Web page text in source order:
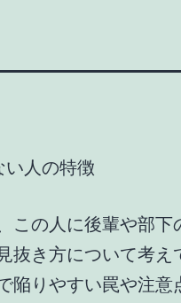
い人の特徴
この人に後輩や部下
抜き方について考え
陥りやすい罠や注意